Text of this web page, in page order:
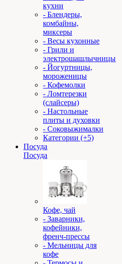
кухни
- Блендеры,
комбайны,
миксеры
- Весы кухонные
- Грили и
электрошашлычницы
- Йогуртницы,
мороженицы
- Кофемолки
- Ломтерезки
(слайсеры)
- Настольные
плиты и духовки
- Соковыжималки
Категории (+5)
Посуда
Посуда
Кофе, чай
- Заварники,
кофейники,
френч-прессы
- Мельницы для
кофе